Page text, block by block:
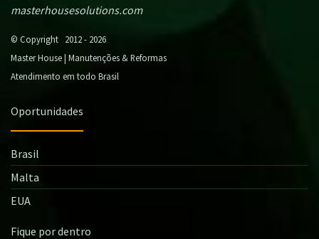
masterhousesolutions.com
© Copyright 2012 - 2026
Master House | Manutenções & Reformas
Atendimento em todo Brasil
Oportunidades
Brasil
Malta
EUA
Fique por dentro